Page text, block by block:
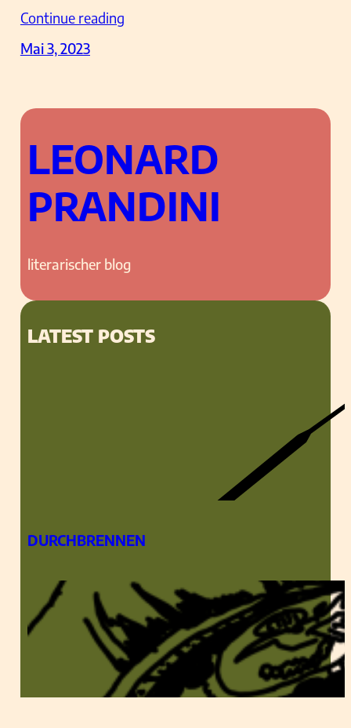
Continue reading
Mai 3, 2023
LEONARD
PRANDINI
literarischer blog
LATEST POSTS
DURCHBRENNEN